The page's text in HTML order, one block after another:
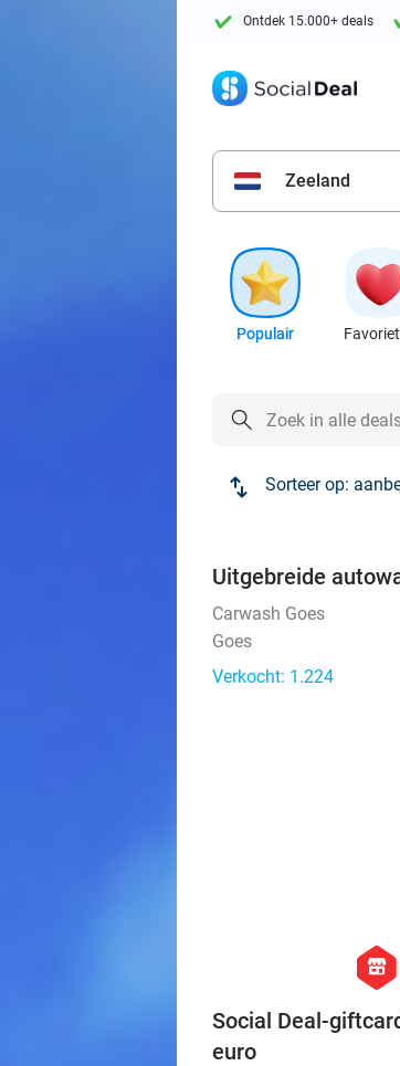
Ontdek 15.000+ deals
Zeeland
Populair
Sorteer op:
Uitgebreide
Carwash Goes
Goes
Verkocht: 1.224
hexagon
store
Social Deal-
euro